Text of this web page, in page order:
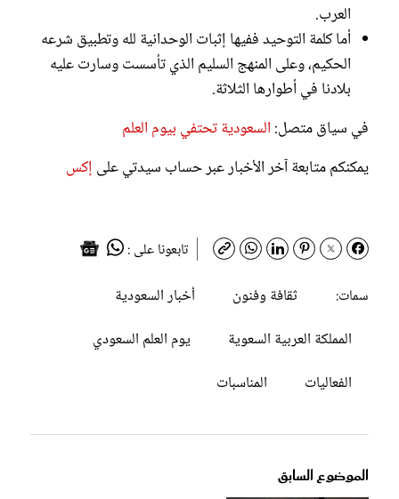
العرب.
أما كلمة التوحيد ففيها إثبات الوحدانية لله وتطبيق شرعه
الحكيم، وعلى المنهج السليم الذي تأسست وسارت عليه
بلادنا في أطوارها الثلاثة.
في سياق متصل: السعودية تحتفي بيوم العلم
يمكنكم متابعة آخر الأخبار عبر حساب سيدتي على إكس
تابعونا على :
سمات:
ثقافة وفنون
أخبار السعودية
المملكة العربية السعوية
يوم العلم السعودي
الفعاليات
المناسبات
الموضوع السابق